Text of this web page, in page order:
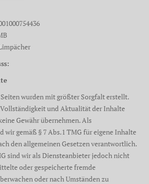
wurden mit größter Sorgfalt erstellt.
und Aktualität der Inhalte
Gewähr übernehmen. Als
wir gemäß § 7 Abs.1 TMG für eigene Inhalte
den allgemeinen Gesetzen verantwortlich.
sind wir als Diensteanbieter jedoch nicht
oder gespeicherte fremde
oder nach Umständen zu